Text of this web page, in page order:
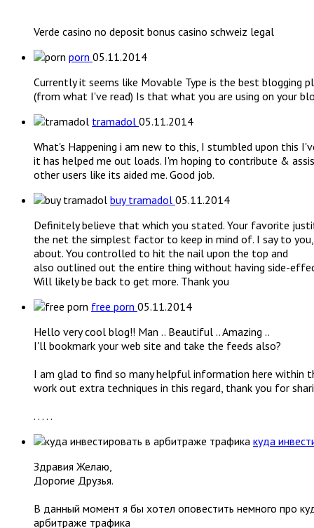
Verde casino no deposit bonus casino schweiz legal
porn 05.11.2014
Currently it seems like Movable Type is the best blogging
(from what I've read) Is that what you are using on your
tramadol 05.11.2014
What's Happening i am new to this, I stumbled upon this
it has helped me out loads. I'm hoping to contribute &
other users like its aided me. Good job.
buy tramadol 05.11.2014
Definitely believe that which you stated. Your favorite
the net the simplest factor to keep in mind of. I say to
about. You controlled to hit the nail upon the top and
also outlined out the entire thing without having side-
Will likely be back to get more. Thank you
free porn 05.11.2014
Hello very cool blog!! Man .. Beautiful .. Amazing ..
I'll bookmark your web site and take the feeds also?
I am glad to find so many helpful information here within
work out extra techniques in this regard, thank you for
. . . . .
куда
Здравия Желаю,
Дорогие Друзья.
В данный момент я бы хотел оповестить немного про
арбитраже трафика